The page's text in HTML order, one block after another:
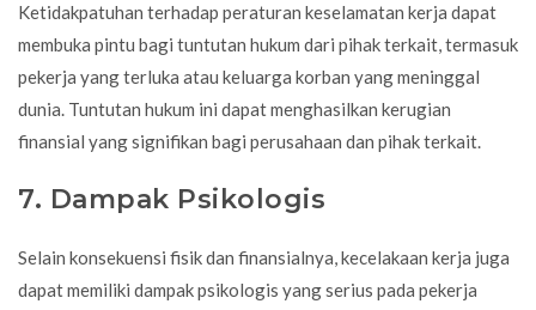
Ketidakpatuhan terhadap peraturan keselamatan kerja dapat
membuka pintu bagi tuntutan hukum dari pihak terkait, termasuk
pekerja yang terluka atau keluarga korban yang meninggal
dunia. Tuntutan hukum ini dapat menghasilkan kerugian
finansial yang signifikan bagi perusahaan dan pihak terkait.
7. Dampak Psikologis
Selain konsekuensi fisik dan finansialnya, kecelakaan kerja juga
dapat memiliki dampak psikologis yang serius pada pekerja